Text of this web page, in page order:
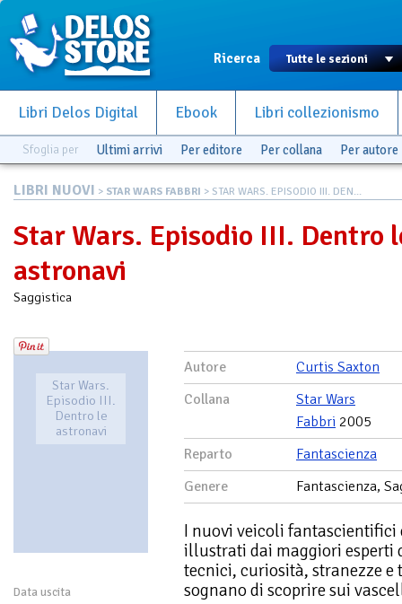
Ricerca
Libri Delos Digital Ebook Libri collezionismo
Sfoglia per Ultimi arrivi Per editore Per collana Per autore
LIBRI NUOVI > STAR WARS FABBRI > STAR WARS. EPISODIO III. DEN...
Star Wars. Episodio III. Dentro
astronavi
Saggistica
Star Wars.
Episodio III.
Dentro le
astronavi
Data uscita
Autore
Curtis Saxton
Collana
Star Wars
Fabbri 2005
Reparto
Fantascienza
Genere
Fantascienza,
I nuovi veicoli fantascientifici
illustrati dai maggiori esperti
tecnici, curiosità, stranezze
sognano di scoprire sui